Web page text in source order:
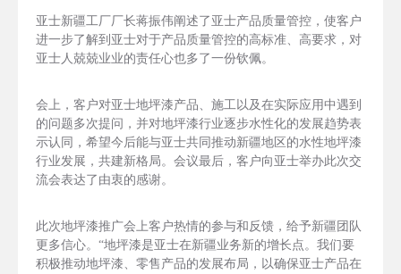
亚士新疆工厂厂长蒋振伟阐述了亚士产品质量管控，使客户
进一步了解到亚士对于产品质量管控的高标准、高要求，对
亚士人兢兢业业的责任心也多了一份钦佩。
会上，客户对亚士地坪漆产品、施工以及在实际应用中遇到
的问题多次提问，并对地坪漆行业逐步水性化的发展趋势表
示认同，希望今后能与亚士共同推动新疆地区的水性地坪漆
行业发展，共建新格局。会议最后，客户向亚士举办此次交
流会表达了由衷的感谢。
此次地坪漆推广会上客户热情的参与和反馈，给予新疆团队
更多信心。“地坪漆是亚士在新疆业务新的增长点。我们要
积极推动地坪漆、零售产品的发展布局，以确保亚士产品在